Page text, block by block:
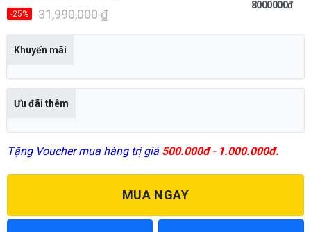
31,990,000₫
31,990,000 ₫.
là:
23,990,000 ₫.
8000000đ
-25%
Khuyến mãi
Ưu đãi thêm
Tặng Voucher mua hàng trị giá 500.000đ-1.000.000đ.
MUA NGAY